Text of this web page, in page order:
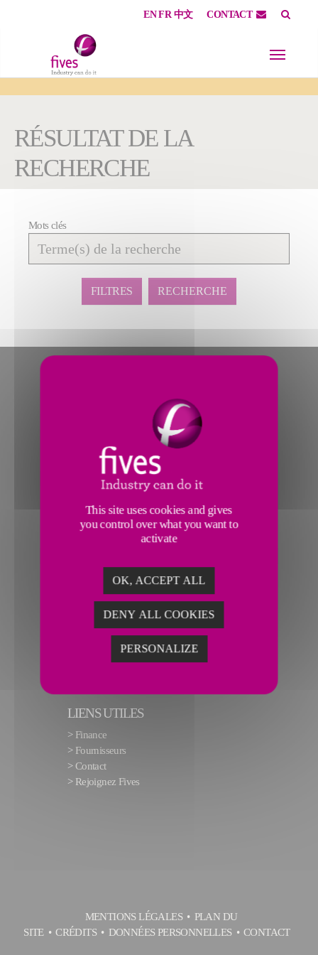
EN FR 中文 CONTACT
RÉSULTAT DE LA
RECHERCHE
Affiner
la
recherche
Mots clés
FILTRES RECHERCHE
LIENS UTILES
> Finance
> Fournisseurs
>Contact
> Rejoignez Fives
MENTIONS LÉGALES
PLAN DU
SITE
CRÉDITS DONNÉES PERSONNELLES CONTACT
This site uses cookies and gives
you control over what you want to
activate
OK, ACCEPT ALL
DENY ALL COOKIES
PERSONALIZE